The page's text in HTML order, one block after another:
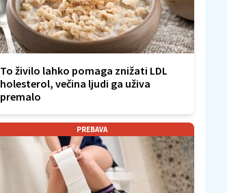
To živilo lahko pomaga znižati LDL
holesterol, večina ljudi ga uživa
premalo
PREBAVA